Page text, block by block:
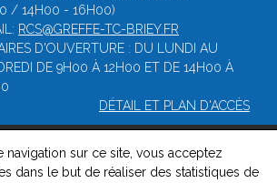
/ 14H00 - 16H00)
RCS@GREFFE-TC-BRIEY.FR
D'OUVERTURE : DU LUNDI AU
DE 9H00 À 12H00 ET DE 14H00 À
DÉTAIL ET PLAN D'ACCÈS
de Commerce de Briey -Mentions
navigation sur ce site, vous acceptez
dans le but de réaliser des statistiques de